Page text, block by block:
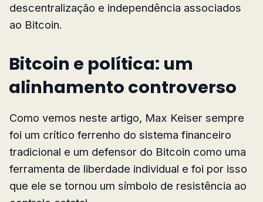
descentralização e independência associados
ao Bitcoin.
Bitcoin e política: um
alinhamento controverso
Como vemos neste artigo, Max Keiser sempre
foi um crítico ferrenho do sistema financeiro
tradicional e um defensor do Bitcoin como uma
ferramenta de liberdade individual e foi por isso
que ele se tornou um símbolo de resistência ao